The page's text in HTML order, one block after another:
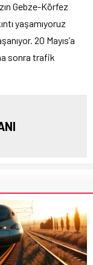
Gebze-Körfez
yaşamıyoruz
20 Mayıs’a
sonra trafik